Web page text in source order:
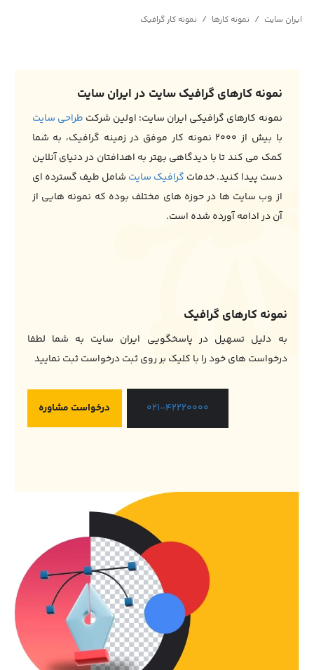
ایران سایت / نمونه کارها / نمونه کار گرافیک
نمونه کارهای گرافیک سایت در ایران سایت
نمونه کارهای گرافیکی ایران سایت؛ اولین شرکت طراحی سایت
با بیش از ۲۰۰۰ نمونه کار موفق در زمینه گرافیک، به شما
کمک می کند تا با دیدگاهی بهتر به اهدافتان در دنیای آنلاین
دست پیدا کنید. خدمات گرافیک سایت شامل طیف گسترده ای
از وب سایت ها در حوزه های مختلف بوده که نمونه هایی از
آن در ادامه آورده شده است.
نمونه کارهای گرافیک
به دلیل تسهیل در پاسخگویی ایران سایت به شما لطفا
درخواست های خود را با کلیک بر روی ثبت درخواست ثبت نمایید
021-42220000 درخواست مشاوره